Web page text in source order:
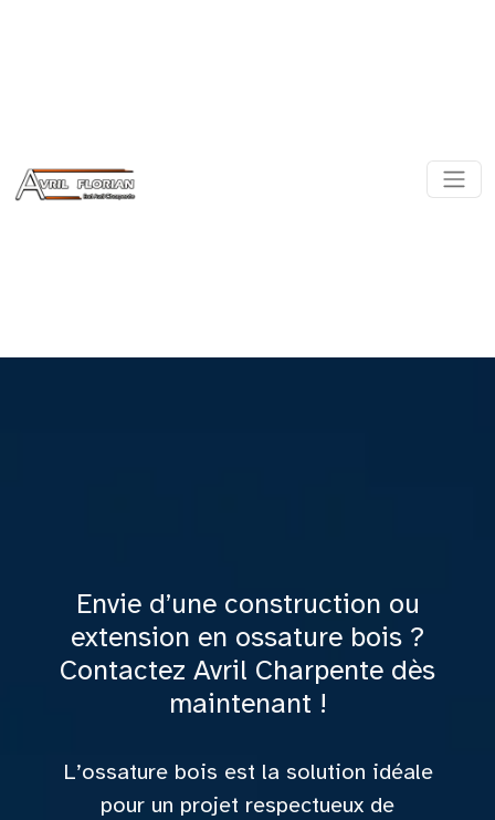
Envie d’une construction ou
extension en ossature bois ?
Contactez Avril Charpente dès
maintenant !
L’ossature bois est la solution idéale
pour un projet respectueux de